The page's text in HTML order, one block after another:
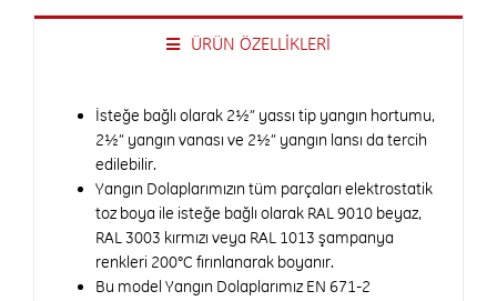
ÜRÜN ÖZELLİKLERİ
İsteğe bağlı olarak 2½” yassı tip yangın hortumu,
2½” yangın vanası ve 2½” yangın lansı da tercih
edilebilir.
Yangın Dolaplarımızın tüm parçaları elektrostatik
toz boya ile isteğe bağlı olarak RAL 9010 beyaz,
RAL 3003 kırmızı veya RAL 1013 şampanya
renkleri 200°C fırınlanarak boyanır.
Bu model Yangın Dolaplarımız EN 671-2